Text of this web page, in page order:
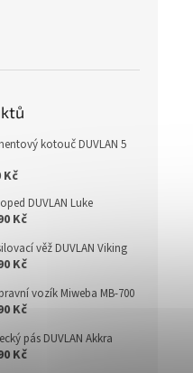
kotouč DUVLAN 5
Kč
DUVLAN Luke
Kč
věž DUVLAN Viking
Kč
vozík Miweba MB-700
Kč
pás DUVLAN Akkra
Kč